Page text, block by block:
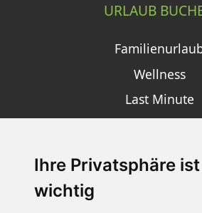
Ihre Privatsphäre
wichtig
URLAUB
Wellness
Last Minute
SCHNEEHÖHEN
Die Schneehoehen Ski APP für